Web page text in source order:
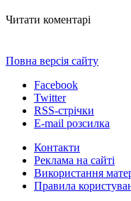
Читати коментарі
Повна версія сайту
Facebook
Twitter
RSS-стрічки
E-mail розсилка
Контакти
Реклама на сайті
Використання
Правила